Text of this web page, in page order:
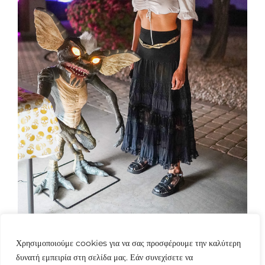
Χρησιμοποιούμε cookies για να σας προσφέρουμε την καλύτερη
δυνατή εμπειρία στη σελίδα μας. Εάν συνεχίσετε να